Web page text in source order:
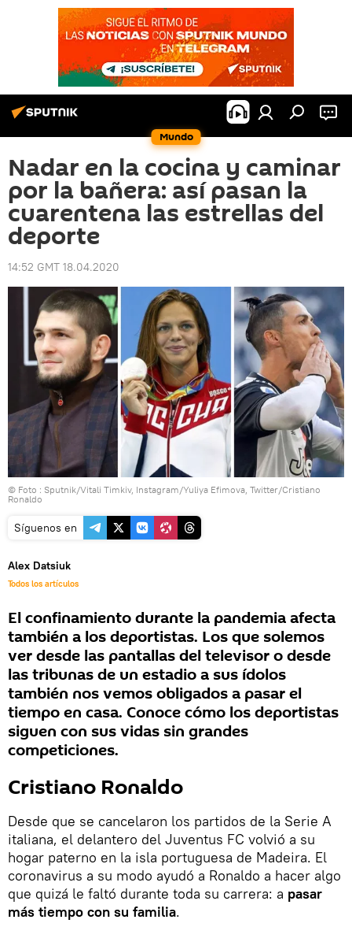
Mundo
Nadar en la cocina y caminar
por la bañera: así pasan la
cuarentena las estrellas del
deporte
14:52 GMT 18.04.2020
© Foto : Sputnik/Vitali Timkiv, Instagram/Yuliya Efimova, Twitter/Cristiano
Ronaldo
Síguenos en
Alex Datsiuk
Todos los artículos
El confinamiento durante la pandemia afecta
también a los deportistas. Los que solemos
ver desde las pantallas del televisor o desde
las tribunas de un estadio a sus ídolos
también nos vemos obligados a pasar el
tiempo en casa. Conoce cómo los deportistas
siguen con sus vidas sin grandes
competiciones.
Cristiano Ronaldo
Desde que se cancelaron los partidos de la Serie A
italiana, el delantero del Juventus FC volvió a su
hogar paterno en la isla portuguesa de Madeira. El
coronavirus a su modo ayudó a Ronaldo a hacer algo
que quizá le faltó durante toda su carrera: a pasar
más tiempo con su familia.